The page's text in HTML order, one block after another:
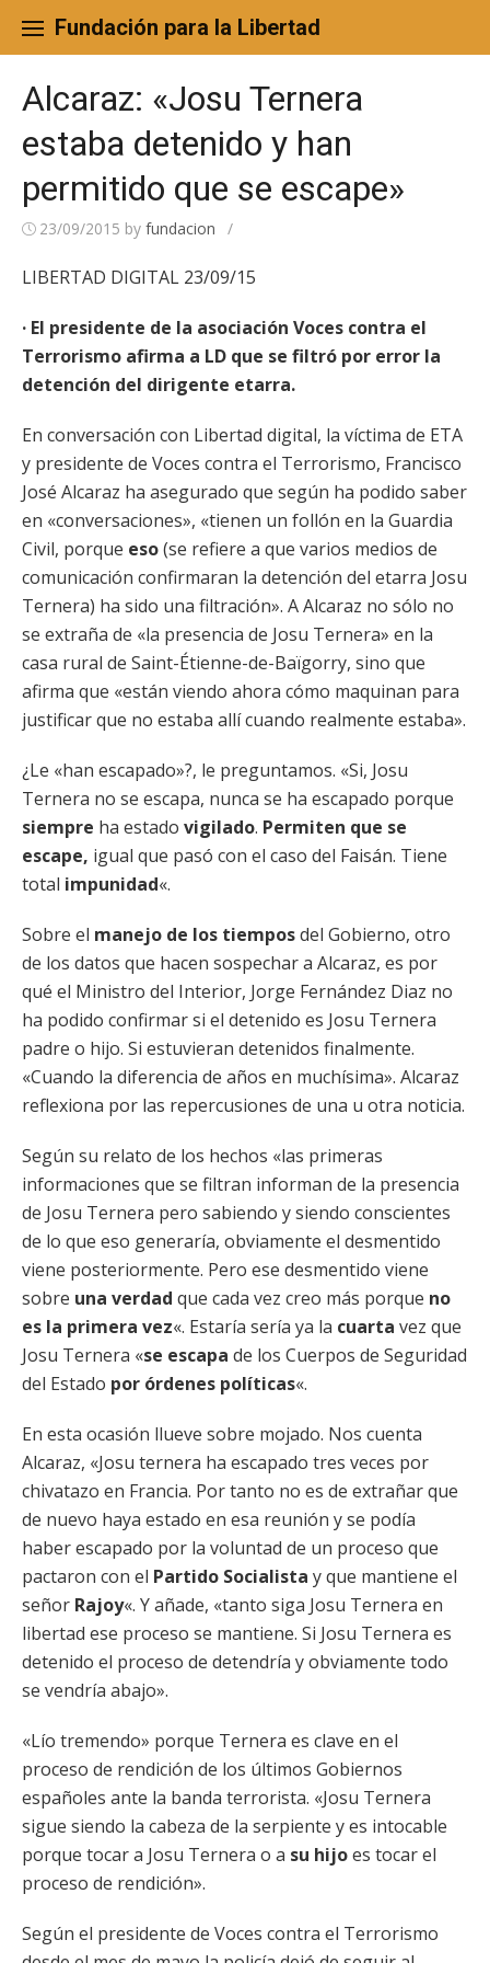
content
Fundación para la Libertad
Alcaraz: «Josu Ternera
estaba detenido y han
permitido que se escape»
23/09/2015 by fundacion /
LIBERTAD DIGITAL 23/09/15
· El presidente de la asociación Voces contra el
Terrorismo afirma a LD que se filtró por error la
detención del dirigente etarra.
En conversación con Libertad digital, la víctima de ETA
y presidente de Voces contra el Terrorismo, Francisco
José Alcaraz ha asegurado que según ha podido saber
en «conversaciones», «tienen un follón en la Guardia
Civil, porque eso(se refiere a que varios medios de
comunicación confirmaran la detención del etarra Josu
Ternera) ha sido una filtración». A Alcaraz no sólo no
se extraña de «la presencia de Josu Ternera» en la
casa rural de Saint-Étienne-de-Baïgorry, sino que
afirma que «están viendo ahora cómo maquinan para
justificar que no estaba allí cuando realmente estaba».
¿Le «han escapado»?, le preguntamos. «Si, Josu
Ternera no se escapa, nunca se ha escapado porque
siempre ha estado vigilado. Permiten que se
escape, igual que pasó con el caso del Faisán. Tiene
total impunidad«.
Sobre el manejo de los tiemposdel Gobierno, otro
de los datos que hacen sospechar a Alcaraz, es por
qué el Ministro del Interior, Jorge Fernández Diaz no
ha podido confirmar si el detenido es Josu Ternera
padre o hijo. Si estuvieran detenidos finalmente.
«Cuando la diferencia de años en muchísima». Alcaraz
reflexiona por las repercusiones de una u otra noticia.
Según su relato de los hechos «las primeras
informaciones que se filtran informan de la presencia
de Josu Ternera pero sabiendo y siendo conscientes
de lo que eso generaría, obviamente el desmentido
viene posteriormente. Pero ese desmentido viene
sobre una verdad que cada vez creo más porque no
es la primera vez«. Estaría sería ya la cuarta vez que
Josu Ternera «se escapa de los Cuerpos de Seguridad
del Estado por órdenes políticas«.
En esta ocasión llueve sobre mojado. Nos cuenta
Alcaraz, «Josu ternera ha escapado tres veces por
chivatazo en Francia. Por tanto no es de extrañar que
de nuevo haya estado en esa reunión y se podía
haber escapado por la voluntad de un proceso que
pactaron con el Partido Socialista y que mantiene el
señor Rajoy«. Y añade, «tanto siga Josu Ternera en
libertad ese proceso se mantiene. Si Josu Ternera es
detenido el proceso de detendría y obviamente todo
se vendría abajo».
«Lío tremendo» porque Ternera es clave en el
proceso de rendición de los últimos Gobiernos
españoles ante la banda terrorista. «Josu Ternera
sigue siendo la cabeza de la serpiente y es intocable
porque tocar a Josu Ternera o a su hijoes tocar el
proceso de rendición».
Según el presidente de Voces contra el Terrorismo